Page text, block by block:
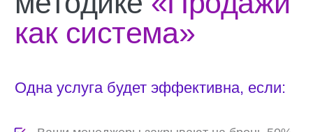
Управленческие выгоды
Минимум расходов на рекламу
Обученных менеджеров